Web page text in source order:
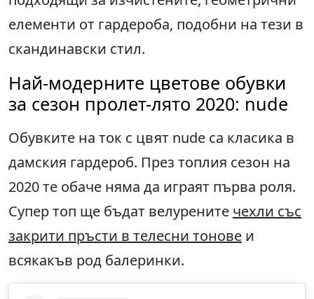
елементи от гардероба, подобни на тези в
скандинавски стил.
Най-модерните цветове обувки
за сезон пролет-лято 2020: nude
Обувките на ток с цвят nude са класика в
дамския гардероб. През топлия сезон на
2020 те обаче няма да играят първа роля.
Супер топ ще бъдат велурените чехли със
закрити пръсти в телесни тонове и
всякакъв род балеринки.